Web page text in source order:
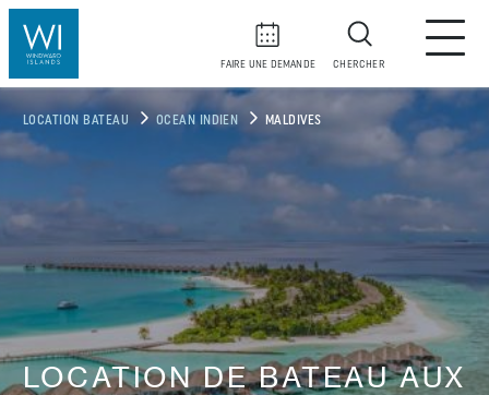
FAIRE UNE DEMANDE CHERCHER
LOCATION BATEAU OCEAN INDIEN MALDIVES
LOCATION DE BATEAU AUX